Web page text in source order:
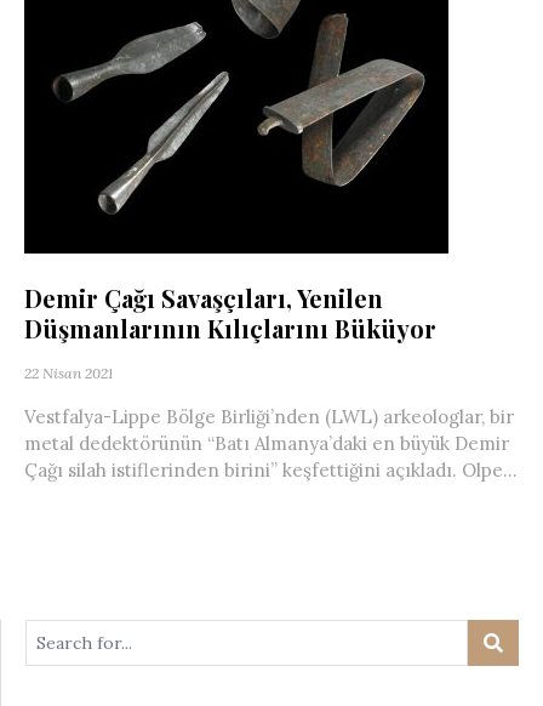
Demir Çağı Savaşçıları, Yenilen
Düşmanlarının Kılıçlarını Büküyor
22 Nisan 2021
Vestfalya-Lippe Bölge Birliği’nden (LWL) arkeologlar, bir
metal dedektörünün “Batı Almanya’daki en büyük Demir
Çağı silah istiflerinden birini” keşfettiğini açıkladı. Olpe...